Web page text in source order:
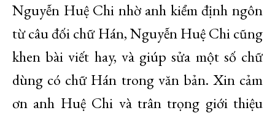
Nguyễn Huệ Chi nhờ anh kiểm định ngôn
từ câu đối chữ Hán, Nguyễn Huệ Chi cũng
khen bài viết hay, và giúp sửa một số chữ
dùng có chữ Hán trong văn bản. Xin cảm
ơn anh Huệ Chi và trân trọng giới thiệu